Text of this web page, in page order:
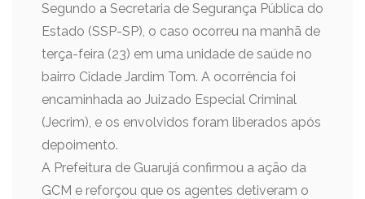
Segundo a Secretaria de Segurança Pública do
Estado (SSP-SP), o caso ocorreu na manhã de
terça-feira (23) em uma unidade de saúde no
bairro Cidade Jardim Tom. A ocorrência foi
encaminhada ao Juizado Especial Criminal
(Jecrim), e os envolvidos foram liberados após
depoimento.
A Prefeitura de Guarujá confirmou a ação da
GCM e reforçou que os agentes detiveram o